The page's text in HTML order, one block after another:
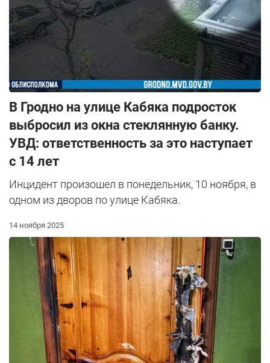
В Гродно на улице Кабяка подросток
выбросил из окна стеклянную банку.
УВД: ответственность за это наступает
с 14 лет
Инцидент произошел в понедельник, 10 ноября, в
одном из дворов по улице Кабяка.
14 ноября 2025